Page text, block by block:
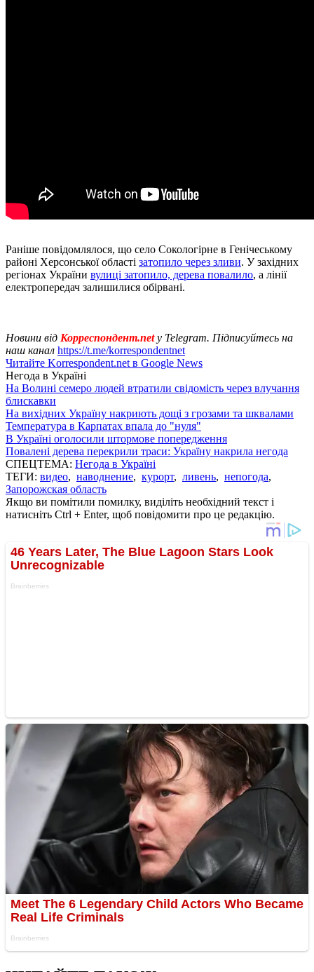
Раніше повідомлялося, що село Сокологірне в Генічеському
районі Херсонської області затопило через зливи. У західних
регіонах України вулиці затопило, дерева повалило, а лінії
електропередач залишилися обірвані.
Новини від Корреспондент.net у Telegram. Підписуйтесь на
наш канал https://t.me/korrespondentnet
Читайте Korrespondent.net в Google News
Негода в Україні
На Волині семеро людей втратили свідомість через влучання
блискавки
На вихідних Україну накриють дощі з грозами та шквалами
Температура в Карпатах впала до "нуля"
В Україні оголосили штормове попередження
Повалені дерева перекрили траси: Україну накрила негода
СПЕЦТЕМА: Негода в Україні
ТЕГИ: видео, наводнение, курорт, ливень, непогода,
Запорожская область
Якщо ви помітили помилку, виділіть необхідний текст і
натисніть Ctrl + Enter, щоб повідомити про це редакцію.